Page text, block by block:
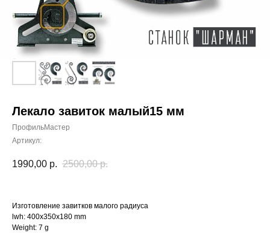
Лекало завиток малый15 мм
ПрофильМастер
Артикул:
1990,00 р. 2500,00 р.
Изготовление завитков малого радиуса
lwh: 400x350x180 mm
Weight: 7 g